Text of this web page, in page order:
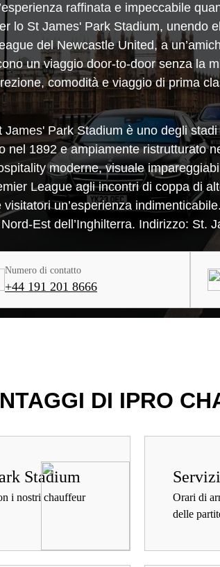
raffinata e impeccabile
lo St James' Park Stadium, unendo
del Newcastle United, a
un viaggio door-to-door senza la
comodità e viaggio di prima
Park Stadium è uno degli
nel 1892 e ampiamente ristrutturato
moderne, visuale
League agli incontri di coppa di
un’esperienza
Est dell’Inghilterra. Indirizzo: St.
Numero di contatto
+44 191 201 8666
DI IPRO
Stadium
i nostri chauffeur
Orari di
delle